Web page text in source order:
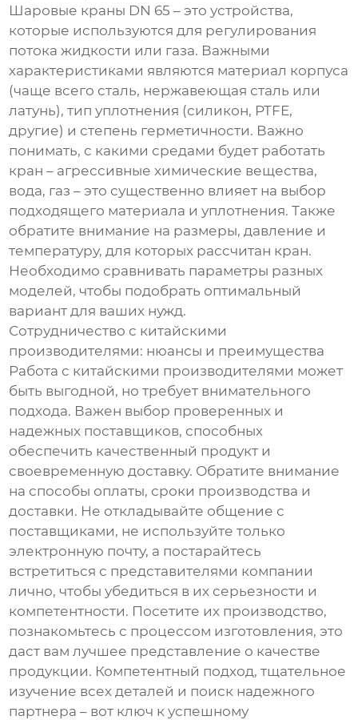
Шаровые краны DN 65 – это устройства,
которые используются для регулирования
потока жидкости или газа. Важными
характеристиками являются материал корпуса
(чаще всего сталь, нержавеющая сталь или
латунь), тип уплотнения (силикон, PTFE,
другие) и степень герметичности. Важно
понимать, с какими средами будет работать
кран – агрессивные химические вещества,
вода, газ – это существенно влияет на выбор
подходящего материала и уплотнения. Также
обратите внимание на размеры, давление и
температуру, для которых рассчитан кран.
Необходимо сравнивать параметры разных
моделей, чтобы подобрать оптимальный
вариант для ваших нужд.
Сотрудничество с китайскими
производителями: нюансы и преимущества
Работа с китайскими производителями может
быть выгодной, но требует внимательного
подхода. Важен выбор проверенных и
надежных поставщиков, способных
обеспечить качественный продукт и
своевременную доставку. Обратите внимание
на способы оплаты, сроки производства и
доставки. Не откладывайте общение с
поставщиками, не используйте только
электронную почту, а постарайтесь
встретиться с представителями компании
лично, чтобы убедиться в их серьезности и
компетентности. Посетите их производство,
познакомьтесь с процессом изготовления, это
даст вам лучшее представление о качестве
продукции. Компетентный подход, тщательное
изучение всех деталей и поиск надежного
партнера – вот ключ к успешному